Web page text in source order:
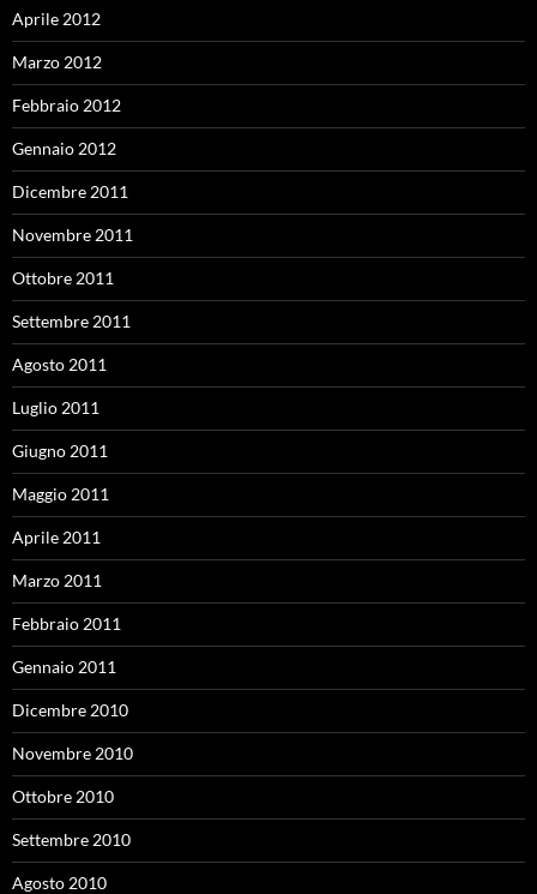
Aprile 2012
Marzo 2012
Febbraio 2012
Gennaio 2012
Dicembre 2011
Novembre 2011
Ottobre 2011
Settembre 2011
Agosto 2011
Luglio 2011
Giugno 2011
Maggio 2011
Aprile 2011
Marzo 2011
Febbraio 2011
Gennaio 2011
Dicembre 2010
Novembre 2010
Ottobre 2010
Settembre 2010
Agosto 2010